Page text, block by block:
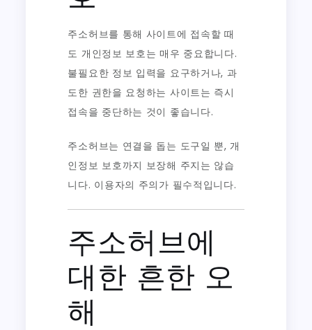
주소허브를 통해 사이트에 접속할 때
도 개인정보 보호는 매우 중요합니다.
불필요한 정보 입력을 요구하거나, 과
도한 권한을 요청하는 사이트는 즉시
접속을 중단하는 것이 좋습니다.
주소허브는 연결을 돕는 도구일 뿐, 개
인정보 보호까지 보장해 주지는 않습
니다. 이용자의 주의가 필수적입니다.
주소허브에
대한 흔한 오
해